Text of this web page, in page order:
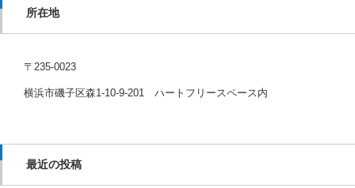
所在地
〒235-0023
横浜市磯子区森1-10-9-201 ハートフリースペース内
最近の投稿